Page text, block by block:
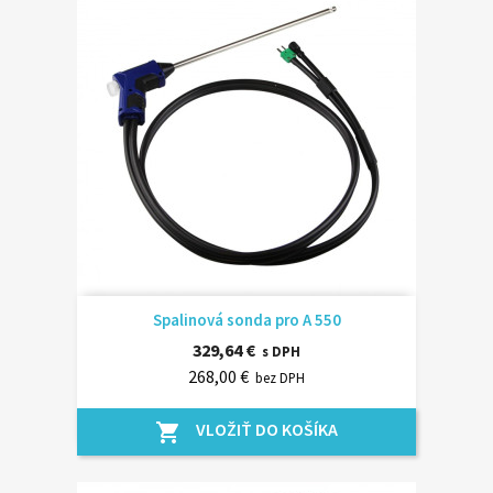
Spalinová sonda pro A 550
329,64 € s DPH
268,00 € bez DPH
shopping_cart VLOŽIŤ DO KOŠÍKA